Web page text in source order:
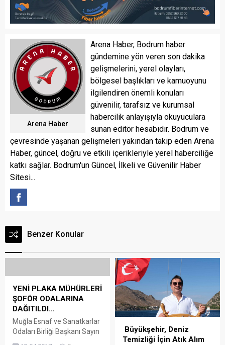
Arena Haber
Arena Haber, Bodrum haber
gündemine yön veren son dakika
gelişmelerini, yerel olayları,
bölgesel başlıkları ve kamuoyunu
ilgilendiren önemli konuları
güvenilir, tarafsız ve kurumsal
habercilik anlayışıyla okuyuculara
sunan editör hesabıdır. Bodrum ve
çevresinde yaşanan gelişmeleri yakından takip eden Arena
Haber, güncel, doğru ve etkili içerikleriyle yerel haberciliğe
katkı sağlar. Bodrum'un Güncel, İlkeli ve Güvenilir Haber
Sitesi...
Benzer Konular
YENİ PLAKA MÜHÜRLERİ
ŞOFÖR ODALARINA
DAĞITILDI…
Muğla Esnaf ve Sanatkarlar
Odaları Birliği Başkanı Sayın
Büyükşehir, Deniz
Temizliği İçin Atık Alım